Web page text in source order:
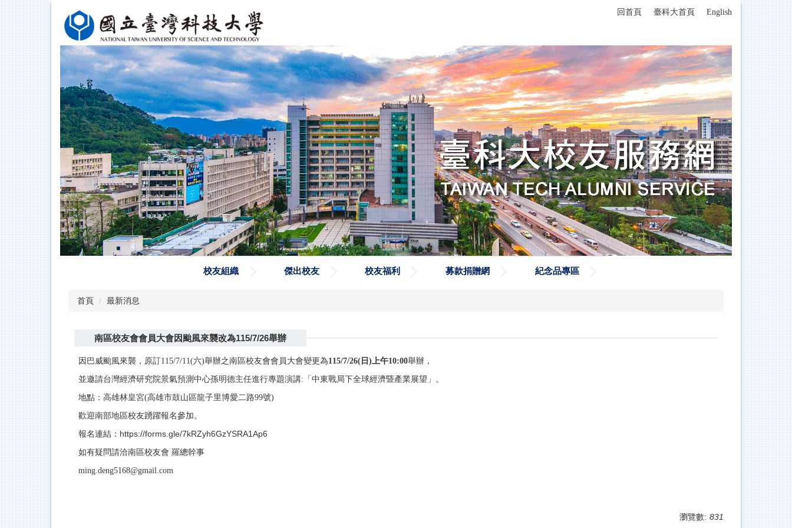
回首頁 臺科大首頁 English
校友組織 傑出校友 校友福利 募款捐贈網 紀念品專區
首頁 最新消息
南區校友會會員大會因颱風來襲改為115/7/26舉辦
因巴威颱風來襲，原訂115/7/11(六)舉辦之南區校友會會員大會變更為115/7/26(日)上午10:00舉辦，
並邀請台灣經濟研究院景氣預測中心孫明德主任進行專題演講:「中東戰局下全球經濟暨產業展望」。
地點：高雄林皇宮(高雄市鼓山區龍子里博愛二路99號)
歡迎南部地區校友踴躍報名參加。
報名連結： https://forms.gle/7kRZyh6GzYSRA1Ap6
如有疑問請洽南區校友會 羅總幹事
ming.deng5168@gmail.com
瀏覽數: 831